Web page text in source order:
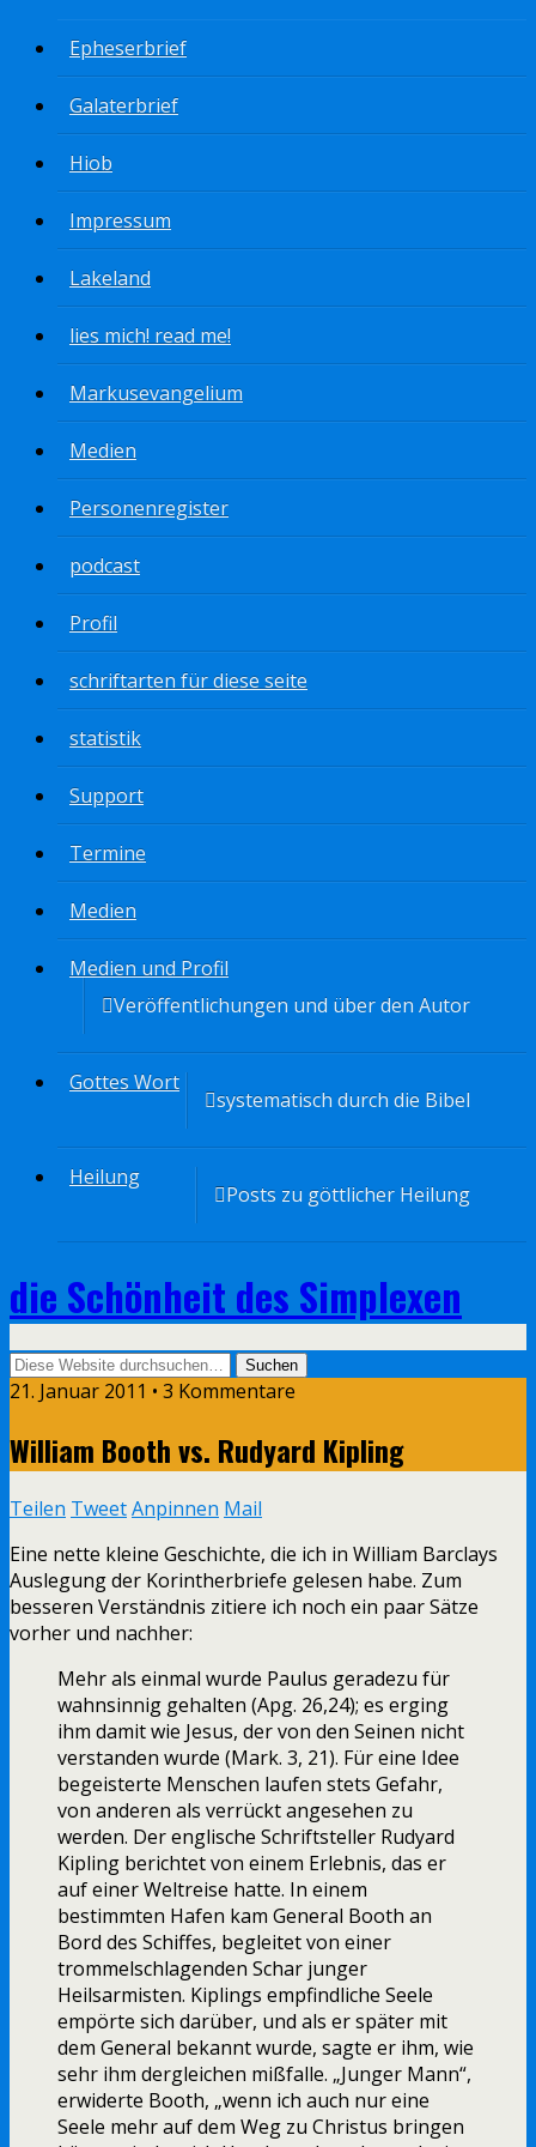
Epheserbrief
Galaterbrief
Hiob
Impressum
Lakeland
lies mich! read me!
Markusevangelium
Medien
Personenregister
podcast
Profil
schriftarten für diese seite
statistik
Support
Termine
Medien
Medien und Profil
Veröffentlichungen und über den Autor
Gottes Wort
systematisch durch die Bibel
Heilung
Posts zu göttlicher Heilung
die Schönheit des Simplexen
21. Januar 2011 • 3 Kommentare
William Booth vs. Rudyard Kipling
Teilen TweetAnpinnen Mail
Eine nette kleine Geschichte, die ich in William Barclays
Auslegung der Korintherbriefe gelesen habe. Zum
besseren Verständnis zitiere ich noch ein paar Sätze
vorher und nachher:
Mehr als einmal wurde Paulus geradezu für
wahnsinnig gehalten (Apg. 26,24); es erging
ihm damit wie Jesus, der von den Seinen nicht
verstanden wurde (Mark. 3, 21). Für eine Idee
begeisterte Menschen laufen stets Gefahr,
von anderen als verrückt angesehen zu
werden. Der englische Schriftsteller Rudyard
Kipling berichtet von einem Erlebnis, das er
auf einer Weltreise hatte. In einem
bestimmten Hafen kam General Booth an
Bord des Schiffes, begleitet von einer
trommelschlagenden Schar junger
Heilsarmisten. Kiplings empfindliche Seele
empörte sich darüber, und als er später mit
dem General bekannt wurde, sagte er ihm, wie
sehr ihm dergleichen mißfalle. „Junger Mann“,
erwiderte Booth, „wenn ich auch nur eine
Seele mehr auf dem Weg zu Christus bringen